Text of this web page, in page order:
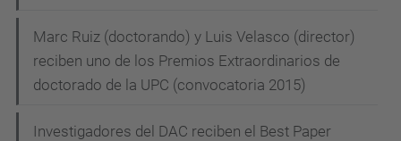
Marc Ruiz (doctorando) y Luis Velasco (director)
reciben uno de los Premios Extraordinarios de
doctorado de la UPC (convocatoria 2015)
Investigadores del DAC reciben el Best Paper